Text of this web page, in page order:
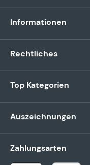
Informationen
Rechtliches
Top Kategorien
Auszeichnungen
Zahlungsarten